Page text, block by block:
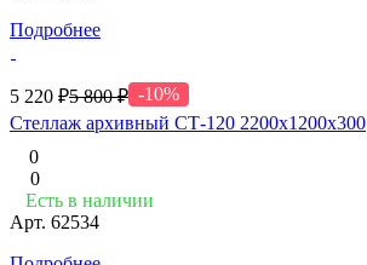
Подробнее
5 220 ₽5 800 ₽ -10%
Стеллаж архивный СТ-120 2200х1200х300
0
0
Есть в наличии
Арт. 62534